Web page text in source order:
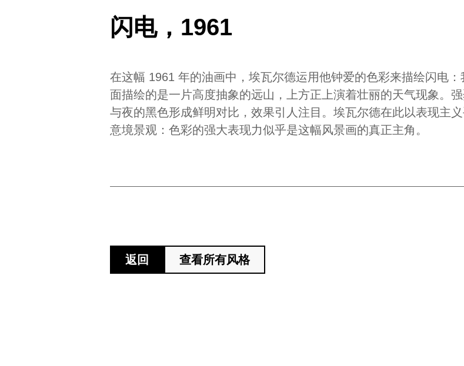
闪电，1961
在这幅 1961 年的油画中，埃瓦尔德运用他钟爱的色彩来描绘闪电
面描绘的是一片高度抽象的远山，上方正上演着壮丽的天气现象。
与夜的黑色形成鲜明对比，效果引人注目。埃瓦尔德在此以表现主
意境景观：色彩的强大表现力似乎是这幅风景画的真正主角。
返回 查看所有风格